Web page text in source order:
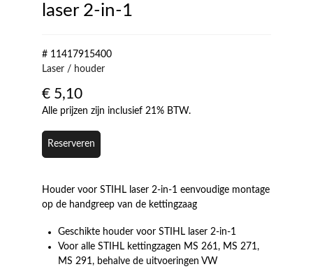
laser 2-in-1
# 11417915400
Laser / houder
€ 5,10
Alle prijzen zijn inclusief 21% BTW.
Reserveren
Houder voor STIHL laser 2-in-1 eenvoudige montage
op de handgreep van de kettingzaag
Geschikte houder voor STIHL laser 2-in-1
Voor alle STIHL kettingzagen MS 261, MS 271,
MS 291, behalve de uitvoeringen VW